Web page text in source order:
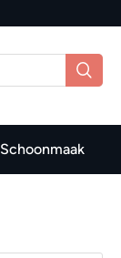
Schoonmaak